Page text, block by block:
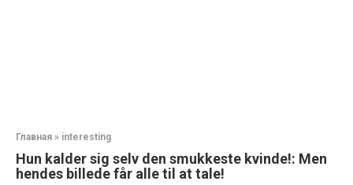
Главная » interesting
Hun kalder sig selv den smukkeste kvinde!: Men
hendes billede får alle til at tale!